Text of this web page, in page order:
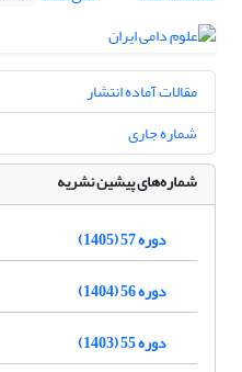
مقالات آماده انتشار
شماره جاری
شماره‌های پیشین نشریه
دوره 57 (1405)
دوره 56 (1404)
دوره 55 (1403)